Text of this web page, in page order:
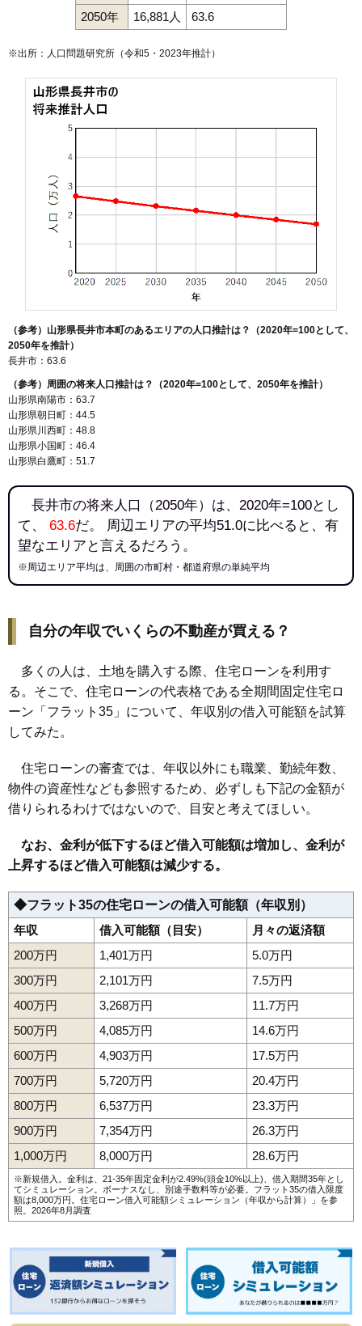
2050年
16,881人 63.6
※出所：人口問題研究所（令和5・2023年推計）
（参考）山形県長井市本町のあるエリアの人口推計は？（2020年=100として、
2050年を推計）
長井市：63.6
（参考）周囲の将来人口推計は？（2020年=100として、2050年を推計）
山形県南陽市：63.7
山形県朝日町：44.5
山形県川西町：48.8
山形県小国町：46.4
山形県白鷹町：51.7
長井市の将来人口（2050年）は、2020年=100とし
て、 63.6だ。 周辺エリアの平均51.0に比べると、有
望なエリアと言えるだろう。
※周辺エリア平均は、周囲の市町村・都道府県の単純平均
自分の年収でいくらの不動産が買える？
多くの人は、土地を購入する際、住宅ローンを利用す
る。そこで、住宅ローンの代表格である全期間固定住宅ロ
ーン「フラット35」について、年収別の借入可能額を試算
してみた。
住宅ローンの審査では、年収以外にも職業、勤続年数、
物件の資産性なども参照するため、必ずしも下記の金額が
借りられるわけではないので、目安と考えてほしい。
なお、金利が低下するほど借入可能額は増加し、金利が
上昇するほど借入可能額は減少する。
◆フラット35の住宅ローンの借入可能額（年収別）
年収
借入可能額（目安）
月々の返済額
200万円
1,401万円
5.0万円
300万円
2,101万円
7.5万円
400万円
3,268万円
11.7万円
500万円
4,085万円
14.6万円
600万円
4,903万円
17.5万円
700万円
5,720万円
20.4万円
800万円
6,537万円
23.3万円
900万円
7,354万円
26.3万円
1,000万円
8,000万円 28.6万円
※新規借入。金利は、21-35年固定金利が2.49%(頭金10%以上)、借入期間35年とし
てシミュレーション。ボーナスなし、別途手数料等が必要。フラット35の借入限度
額は8,000万円。 住宅ローン借入可能額シミュレーション（年収から計算）
」を参
照。2026年8月調査